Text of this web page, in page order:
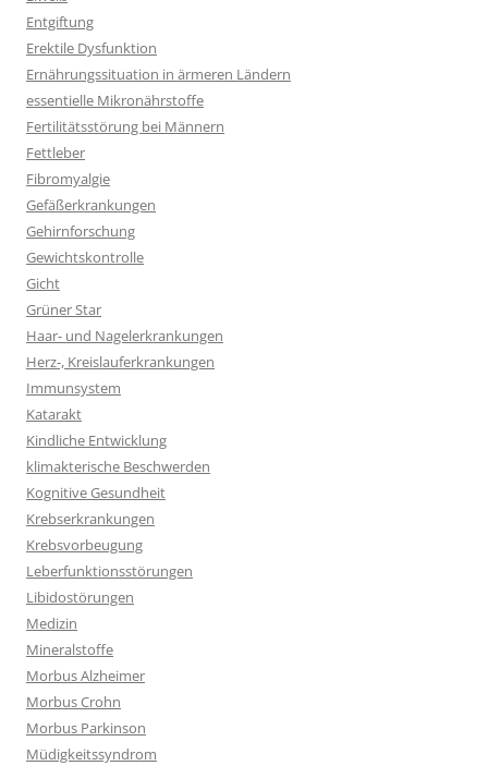
Entgiftung
Erektile Dysfunktion
Ernährungssituation in ärmeren Ländern
essentielle Mikronährstoffe
Fertilitätsstörung bei Männern
Fettleber
Fibromyalgie
Gefäßerkrankungen
Gehirnforschung
Gewichtskontrolle
Gicht
Grüner Star
Haar- und Nagelerkrankungen
Herz-, Kreislauferkrankungen
Immunsystem
Katarakt
Kindliche Entwicklung
klimakterische Beschwerden
Kognitive Gesundheit
Krebserkrankungen
Krebsvorbeugung
Leberfunktionsstörungen
Libidostörungen
Medizin
Mineralstoffe
Morbus Alzheimer
Morbus Crohn
Morbus Parkinson
Müdigkeitssyndrom